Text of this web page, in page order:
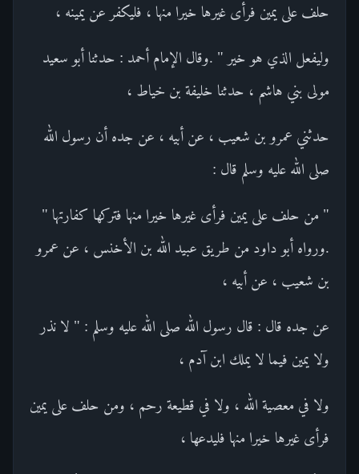
حلف على يمين فرأى غيرها خيرا منها ، فليكفر عن يمينه ،
وليفعل الذي هو خير " .وقال الإمام أحمد : حدثنا أبو سعيد
مولى بني هاشم ، حدثنا خليفة بن خياط ،
حدثني عمرو بن شعيب ، عن أبيه ، عن جده أن رسول الله
صلى الله عليه وسلم قال :
" من حلف على يمين فرأى غيرها خيرا منها فتركها كفارتها "
.ورواه أبو داود من طريق عبيد الله بن الأخنس ، عن عمرو
بن شعيب ، عن أبيه ،
عن جده قال : قال رسول الله صلى الله عليه وسلم : " لا نذر
ولا يمين فيما لا يملك ابن آدم ،
ولا في معصية الله ، ولا في قطيعة رحم ، ومن حلف على يمين
فرأى غيرها خيرا منها فليدعها ،